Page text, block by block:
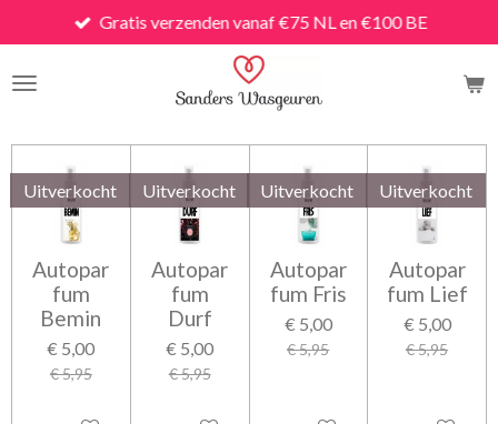
direct
naar
Gratis verzenden vanaf €75 NL en €100 BE
Uitverkocht
Autopar
fum
Bemin
€ 5,00
€ 5,95
Uitverkocht
Autopar
fum
Durf
€ 5,00
€ 5,95
Uitverkocht
Autopar
fum Fris
€ 5,00
€ 5,95
Uitverkocht
Autopar
fum Lief
€ 5,00
€ 5,95